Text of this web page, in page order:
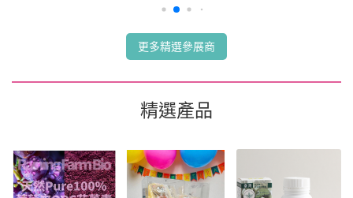
更多精選參展商
精選產品